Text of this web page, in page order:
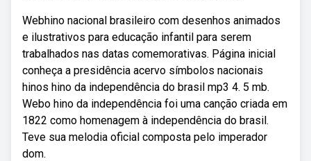
Webhino nacional brasileiro com desenhos animados
e ilustrativos para educação infantil para serem
trabalhados nas datas comemorativas. Página inicial
conheça a presidência acervo símbolos nacionais
hinos hino da independência do brasil mp3 4. 5 mb.
Webo hino da independência foi uma canção criada em
1822 como homenagem à independência do brasil.
Teve sua melodia oficial composta pelo imperador
dom.